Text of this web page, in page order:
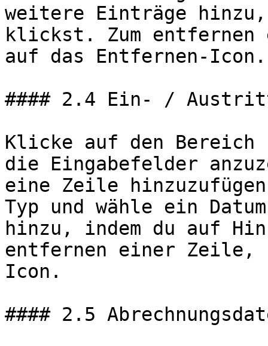
weitere Einträge hinzu,
klickst. Zum
auf das Entfernen-Icon.
#### 2.4 Ein- /
Klicke auf den
die Eingabefelder
eine Zeile
Typ und wähle ein
hinzu, indem du auf
entfernen einer Zeile,
Icon.
#### 2.5